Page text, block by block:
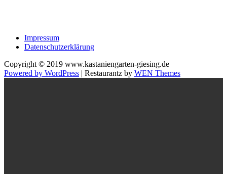
Impressum
Datenschutzerklärung
Copyright © 2019 www.kastaniengarten-giesing.de
Powered by WordPress | Restaurantz by WEN Themes